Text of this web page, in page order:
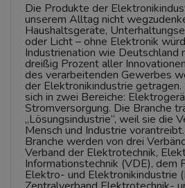
Die Produkte der
unserem Alltag nicht
Haushaltsgeräte,
oder Licht – ohne Elektronik
Industrienation wie Deutschland
dreißig Prozent aller
des verarbeitenden Gewerbes
der Elektronikindustrie
sich in zwei Bereiche:
Stromversorgung. Die Branche
„Lösungsindustrie“, weil sie die
Mensch und Industrie
Branche werden von drei
Verband der Elektrotechnik,
Informationstechnik (VDE), dem
Elektro- und Elektronikindustrie